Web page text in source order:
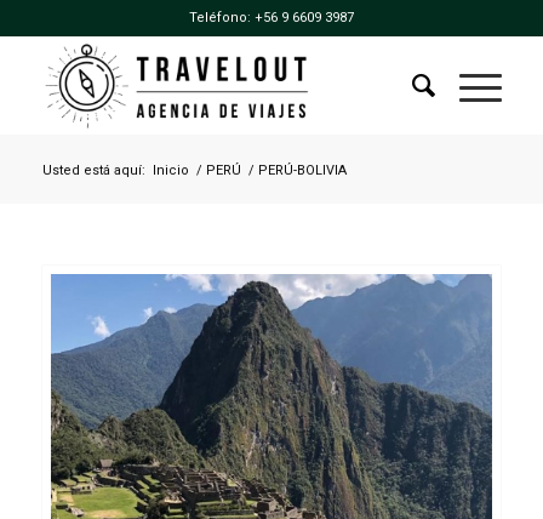
Teléfono: +56 9 6609 3987
Usted está aquí: Inicio / PERÚ / PERÚ-BOLIVIA